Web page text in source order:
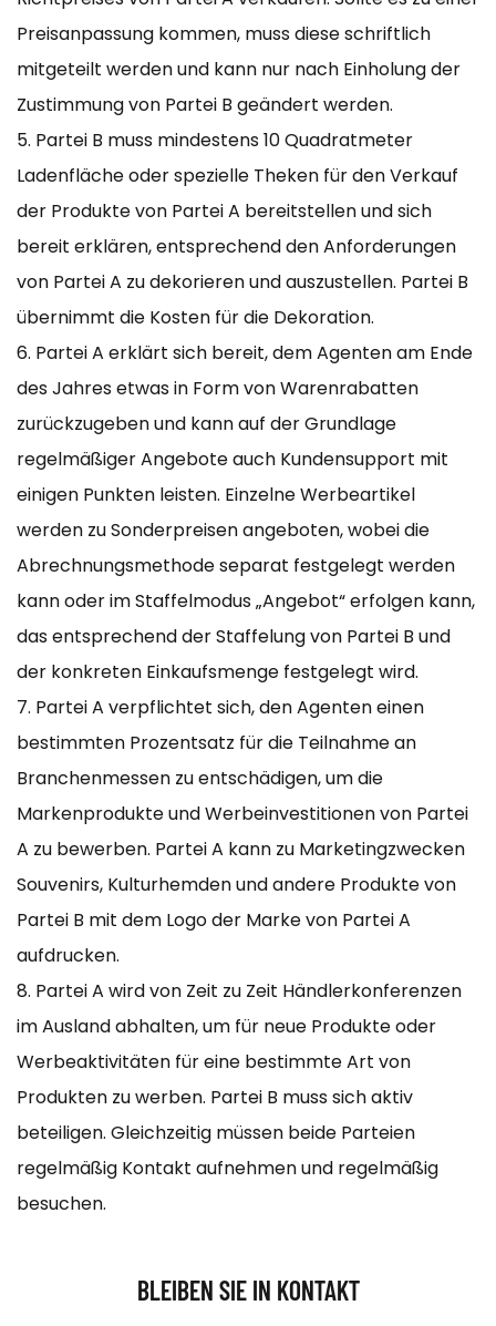
Preisanpassung kommen, muss diese schriftlich
mitgeteilt werden und kann nur nach Einholung der
Zustimmung von Partei B geändert werden.
5. Partei B muss mindestens 10 Quadratmeter
Ladenfläche oder spezielle Theken für den Verkauf
der Produkte von Partei A bereitstellen und sich
bereit erklären, entsprechend den Anforderungen
von Partei A zu dekorieren und auszustellen. Partei B
übernimmt die Kosten für die Dekoration.
6. Partei A erklärt sich bereit, dem Agenten am Ende
des Jahres etwas in Form von Warenrabatten
zurückzugeben und kann auf der Grundlage
regelmäßiger Angebote auch Kundensupport mit
einigen Punkten leisten. Einzelne Werbeartikel
werden zu Sonderpreisen angeboten, wobei die
Abrechnungsmethode separat festgelegt werden
kann oder im Staffelmodus „Angebot“ erfolgen kann,
das entsprechend der Staffelung von Partei B und
der konkreten Einkaufsmenge festgelegt wird.
7. Partei A verpflichtet sich, den Agenten einen
bestimmten Prozentsatz für die Teilnahme an
Branchenmessen zu entschädigen, um die
Markenprodukte und Werbeinvestitionen von Partei
A zu bewerben. Partei A kann zu Marketingzwecken
Souvenirs, Kulturhemden und andere Produkte von
Partei B mit dem Logo der Marke von Partei A
aufdrucken.
8. Partei A wird von Zeit zu Zeit Händlerkonferenzen
im Ausland abhalten, um für neue Produkte oder
Werbeaktivitäten für eine bestimmte Art von
Produkten zu werben. Partei B muss sich aktiv
beteiligen. Gleichzeitig müssen beide Parteien
regelmäßig Kontakt aufnehmen und regelmäßig
besuchen.
BLEIBEN SIE IN KONTAKT